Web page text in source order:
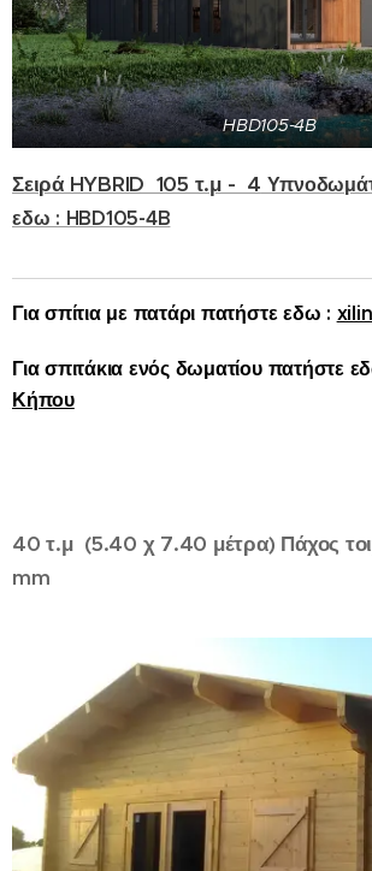
HBD105-4B
Σειρά HYBRID 105 τ.μ - 4
εδω : HBD105-4B
Για σπίτια με πατάρι πατήστε εδω :
Για σπιτάκια ενός δωματίου πατήστε
Κήπου
40 τ.μ (5.40 χ 7.40 μέτρα) Πάχος
mm